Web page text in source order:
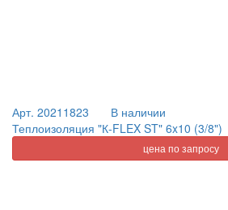
Арт. 20211823
В наличии
Теплоизоляция "К-FLEX ST" 6x10 (3/8")
цена по запросу